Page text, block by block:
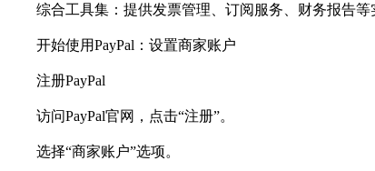
综合工具集：提供发票管理、订阅服务、财务报告等
开始使用PayPal：设置商家账户
注册PayPal
访问PayPal官网，点击“注册”。
选择“商家账户”选项。